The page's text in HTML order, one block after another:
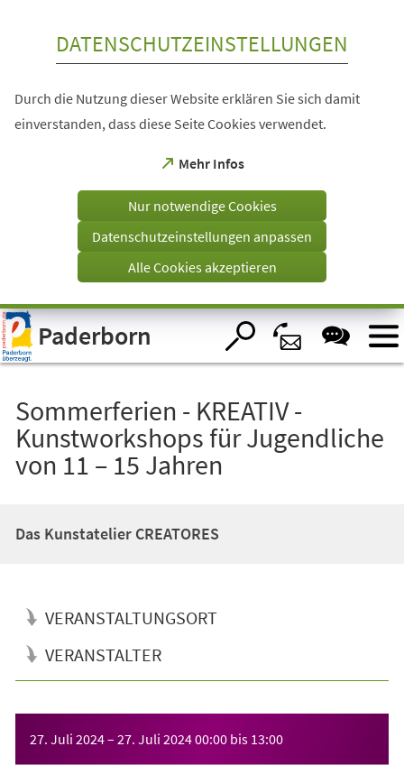
Visuelle
Assistenzsoftware
öffnen.
DATENSCHUTZEINSTELLUNGEN
Durch die Nutzung dieser Website erklären Sie sich damit
einverstanden, dass diese Seite Cookies verwendet.
Mehr Infos
(Öffnet
einem
Tab)
Nur notwendige Cookies
Datenschutzeinstellungen anpassen
Alle Cookies akzeptieren
Paderborn
Sommerferien - KREATIV -
Kunstworkshops für Jugendliche
von 11 – 15 Jahren
Das Kunstatelier CREATORES
VERANSTALTUNGSORT
VERANSTALTER
27. Juli 2024– 27. Juli 202400:00 bis 13:00